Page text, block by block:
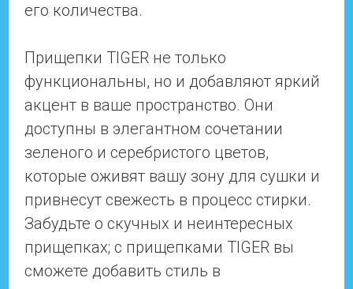
его количества.
Прищепки TIGER не только
функциональны, но и добавляют яркий
акцент в ваше пространство. Они
доступны в элегантном сочетании
зеленого и серебристого цветов,
которые оживят вашу зону для сушки и
привнесут свежесть в процесс стирки.
Забудьте о скучных и неинтересных
прищепках; с прищепками TIGER вы
сможете добавить стиль в